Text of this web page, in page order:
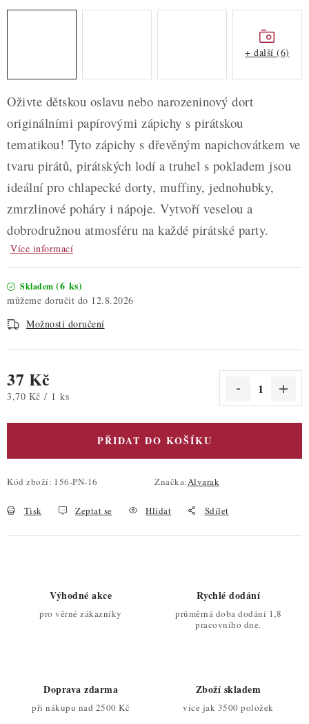
NOVÉ ZBOŽÍ
Nepřevzetí zásilky na dobírku
Obchodní podmínky
Hodnocení obchodu
Blog
Moje objednávka
Podmínky ochrany osobních údajů
Oživte dětskou oslavu nebo narozeninový dort
originálními papírovými zápichy s pirátskou
tematikou! Tyto zápichy s dřevěným napichovátkem ve
tvaru pirátů, pirátských lodí a truhel s pokladem jsou
ideální pro chlapecké dorty, muffiny, jednohubky,
zmrzlinové poháry i nápoje. Vytvoří veselou a
dobrodružnou atmosféru na každé pirátské party.
Více informací
Skladem (6 ks)
12.8.2026
Možnosti doručení
37 Kč
Měrná cena:
3,70 Kč / 1 ks
PŘIDAT DO KOŠÍKU
Kód zboží: 156-PN-16 Značka:Alvarak
Tisk Zeptat se Hlídat Sdílet
+ další (6)
Výhodné akce
pro věrné zákazníky
Rychlé dodání
průměrná doba dodání 1,8
pracovního dne.
Doprava zdarma
při nákupu nad 2500 Kč
Zboží skladem
více jak 3500 položek